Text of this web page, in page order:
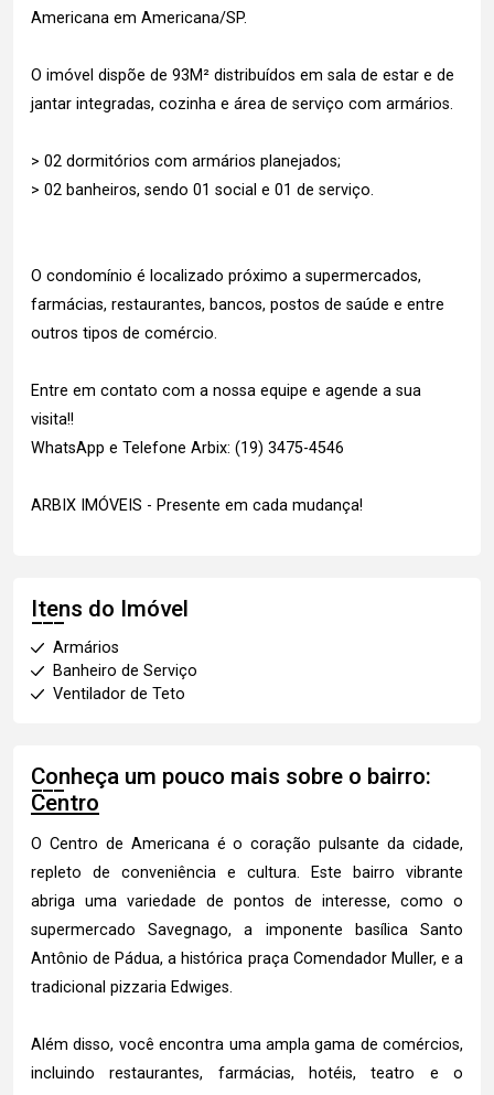
Americana em Americana/SP.
O imóvel dispõe de 93M² distribuídos em sala de estar e de
jantar integradas, cozinha e área de serviço com armários.
> 02 dormitórios com armários planejados;
> 02 banheiros, sendo 01 social e 01 de serviço.
O condomínio é localizado próximo a supermercados,
farmácias, restaurantes, bancos, postos de saúde e entre
outros tipos de comércio.
Entre em contato com a nossa equipe e agende a sua
visita!!
WhatsApp e Telefone Arbix: (19) 3475-4546
ARBIX IMÓVEIS - Presente em cada mudança!
Itens do Imóvel
Armários
Banheiro de Serviço
Ventilador de Teto
Conheça um pouco mais sobre o bairro:
Centro
O Centro de Americana é o coração pulsante da cidade,
repleto de conveniência e cultura. Este bairro vibrante
abriga uma variedade de pontos de interesse, como o
supermercado Savegnago, a imponente basílica Santo
Antônio de Pádua, a histórica praça Comendador Muller, e a
tradicional pizzaria Edwiges.
Além disso, você encontra uma ampla gama de comércios,
incluindo restaurantes, farmácias, hotéis, teatro e o